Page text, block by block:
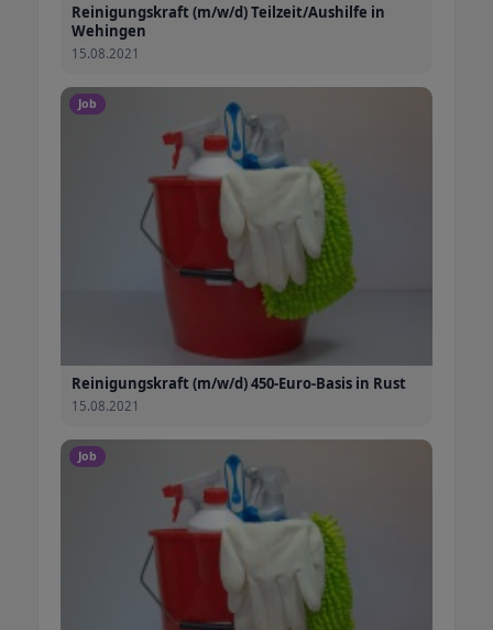
Reinigungskraft (m/w/d) Teilzeit/Aushilfe in
Wehingen
15.08.2021
Job
Reinigungskraft (m/w/d) 450-Euro-Basis in Rust
15.08.2021
Job